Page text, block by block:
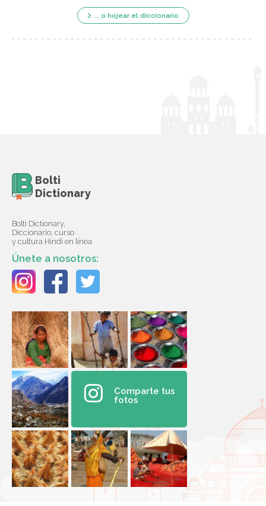
... o hojear el diccionario
Bolti
Dictionary
Bolti Dictionary,
Diccionario, curso
y cultura Hindi en línea
Únete a nosotros:
Comparte tus
fotos